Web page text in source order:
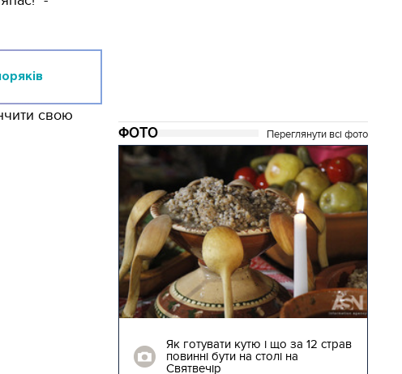
свою
ФОТО Переглянути всі фото
Як готувати кутю і що за 12 страв
повинні бути на столі на
Святвечір